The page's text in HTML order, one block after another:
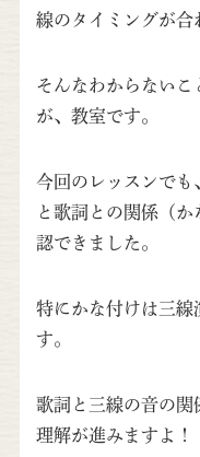
線のタイミングが合
そんなわからないこ
が、教室です。
今回のレッスンでも
と歌詞との関係（
認できました。
特にかな付けは三線
す。
歌詞と三線の音の関
理解が進みますよ！